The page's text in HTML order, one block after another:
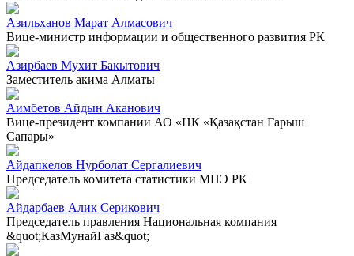
Азильханов Марат Алмасович
Вице-министр информации и общественного развития РК
Азирбаев Мухит Бакытович
Заместитель акима Алматы
Аимбетов Айдын Аканович
Вице-президент компании АО «НК «Қазақстан Ғарыш
Сапары»
Айдапкелов Нурболат Сергалиевич
Председатель комитета статистики МНЭ РК
Айдарбаев Алик Серикович
Председатель правления Национальная компания
&quot;КазМунайГаз&quot;